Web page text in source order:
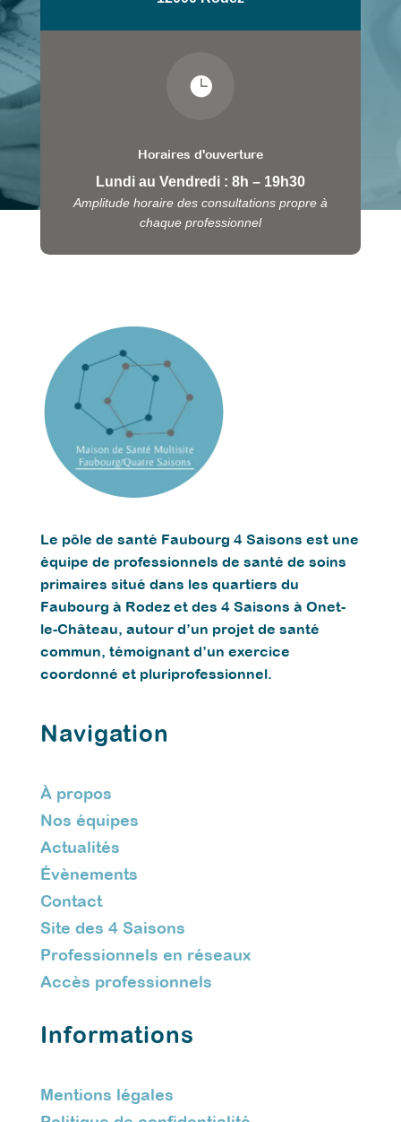

Horaires d'ouverture
Lundi au Vendredi : 8h – 19h30
Amplitude horaire des consultations propre à
chaque professionnel
Le pôle de santé Faubourg 4 Saisons est une
équipe de professionnels de santé de soins
primaires situé dans les quartiers du
Faubourg à Rodez et des 4 Saisons à Onet-
le-Château, autour d’un projet de santé
commun, témoignant d’un exercice
coordonné et pluriprofessionnel.
Navigation
À propos
Nos équipes
Actualités
Évènements
Contact
Site des 4 Saisons
Professionnels en réseaux
Accès professionnels
Informations
Mentions légales